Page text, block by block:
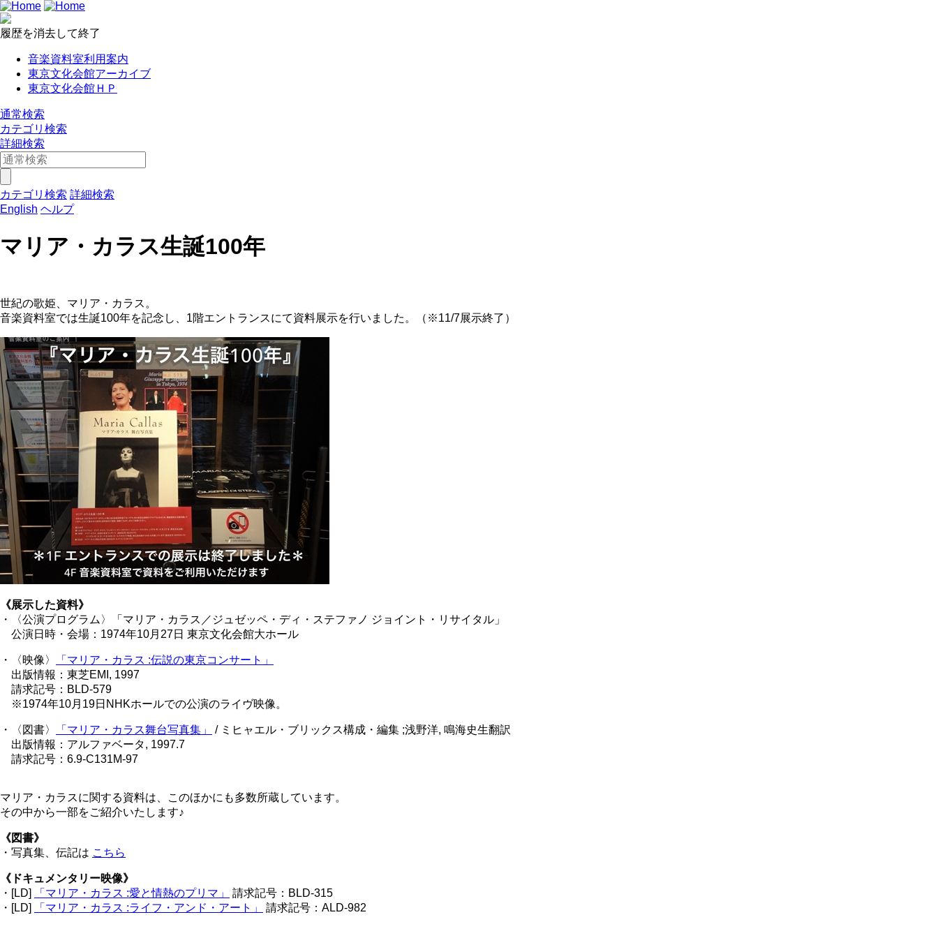
履歴を消去して終了
音楽資料室利用案内
東京文化会館アーカイブ
東京文化会館ＨＰ
通常検索
カテゴリ検索
詳細検索
カテゴリ検索 詳細検索
English ヘルプ
マリア・カラス生誕100年
世紀の歌姫、マリア・カラス。
音楽資料室では生誕100年を記念し、1階エントランスにて資料展示を行いました。（※11/7展示終了）
《展示した資料》
・〈公演プログラム〉「マリア・カラス／ジュゼッペ・ディ・ステファノ ジョイント・リサイタル」
公演日時・会場：1974年10月27日 東京文化会館大ホール
・〈映像〉
「マリア・カラス :伝説の東京コンサート」
出版情報：東芝EMI, 1997
請求記号：BLD-579
※1974年10月19日NHKホールでの公演のライヴ映像。
・〈図書〉 「マリア・カラス舞台写真集」
/ ミヒャエル・ブリックス構成・編集 ;浅野洋, 鳴海史生翻訳
出版情報：アルファベータ, 1997.7
請求記号：6.9-C131M-97
マリア・カラスに関する資料は、このほかにも多数所蔵しています。
その中から一部をご紹介いたします♪
《図書》
・写真集、伝記は こちら
《ドキュメンタリー映像》
・[LD]
「マリア・カラス :愛と情熱のプリマ」
請求記号：BLD-315
・[LD]
「マリア・カラス :ライフ・アンド・アート」 請求記号：ALD-982